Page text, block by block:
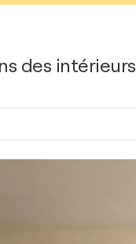
des intérieurs